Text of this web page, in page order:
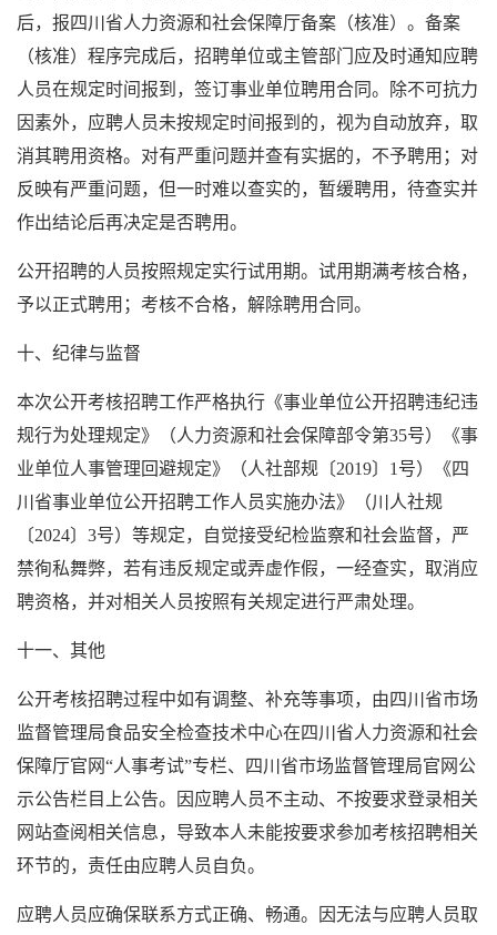
后，报四川省人力资源和社会保障厅备案（核准）。备案
（核准）程序完成后，招聘单位或主管部门应及时通知应聘
人员在规定时间报到，签订事业单位聘用合同。除不可抗力
因素外，应聘人员未按规定时间报到的，视为自动放弃，取
消其聘用资格。对有严重问题并查有实据的，不予聘用；对
反映有严重问题，但一时难以查实的，暂缓聘用，待查实并
作出结论后再决定是否聘用。
公开招聘的人员按照规定实行试用期。试用期满考核合格，
予以正式聘用；考核不合格，解除聘用合同。
十、纪律与监督
本次公开考核招聘工作严格执行《事业单位公开招聘违纪违
规行为处理规定》（人力资源和社会保障部令第35号）《事
业单位人事管理回避规定》（人社部规〔2019〕1号）《四
川省事业单位公开招聘工作人员实施办法》（川人社规
〔2024〕3号）等规定，自觉接受纪检监察和社会监督，严
禁徇私舞弊，若有违反规定或弄虚作假，一经查实，取消应
聘资格，并对相关人员按照有关规定进行严肃处理。
十一、其他
公开考核招聘过程中如有调整、补充等事项，由四川省市场
监督管理局食品安全检查技术中心在四川省人力资源和社会
保障厅官网“人事考试”专栏、四川省市场监督管理局官网公
示公告栏目上公告。因应聘人员不主动、不按要求登录相关
网站查阅相关信息，导致本人未能按要求参加考核招聘相关
环节的，责任由应聘人员自负。
应聘人员应确保联系方式正确、畅通。因无法与应聘人员取